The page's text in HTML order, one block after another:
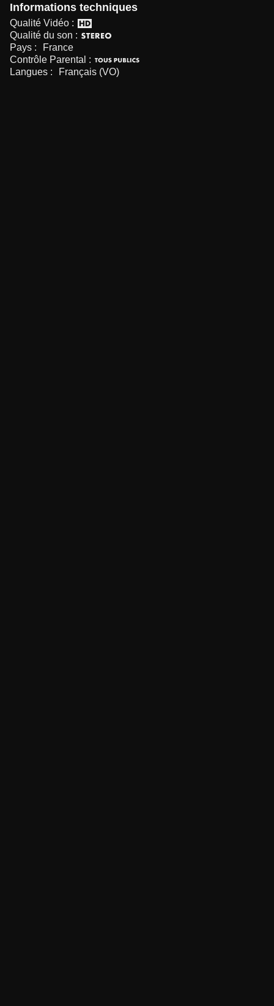
Informations techniques
Qualité Vidéo :
Qualité du son :
Pays :
France
Contrôle Parental :
Langues :
Français (VO)